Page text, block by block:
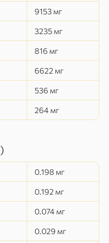
9153 мг
3235 мг
816 мг
6622 мг
536 мг
264 мг
)
0.198 мг
0.192 мг
0.074 мг
0.029 мг